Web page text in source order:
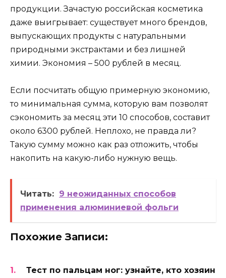
продукции. Зачастую российская косметика
даже выигрывает: существует много брендов,
выпускающих продукты с натуральными
природными экстрактами и без лишней
химии. Экономия – 500 рублей в месяц.
Если посчитать общую примерную экономию,
то минимальная сумма, которую вам позволят
сэкономить за месяц эти 10 способов, составит
около 6300 рублей. Неплохо, не правда ли?
Такую сумму можно как раз отложить, чтобы
накопить на какую-либо нужную вещь.
Читать: 9 неожиданных способов
применения алюминиевой фольги
Похожие Записи:
Тест по пальцам ног: узнайте, кто хозяин